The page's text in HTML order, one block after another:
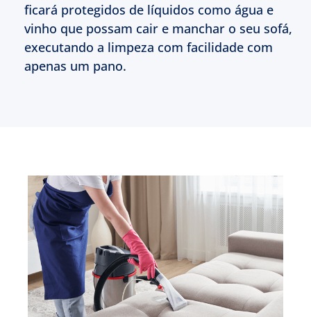
ficará protegidos de líquidos como água e
vinho que possam cair e manchar o seu sofá,
executando a limpeza com facilidade com
apenas um pano.